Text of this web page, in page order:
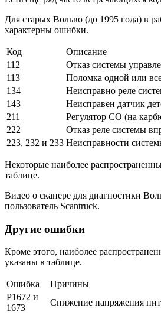
Для старых Вольво (до 1995 года) в
характерны ошибки.
Код
Описание
112
Отказ системы
113
Поломка одной или
134
Неисправно реле
143
Неисправен датчик
211
Регулятор СО (на
222
Отказ реле системы
223, 232 и 233 Неисправности
Некоторые наиболее
таблице.
Видео о сканере для диагностики
пользователь Scantruck.
Другие ошибки
Кроме этого, наиболее
указаны в таблице.
Ошибка
Причины
Р1672 и
1673
Снижение напряжения